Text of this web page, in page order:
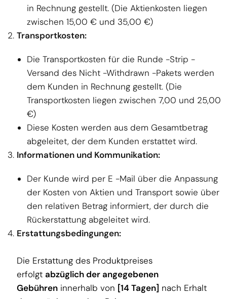
in Rechnung gestellt. (Die Aktienkosten liegen
zwischen 15,00 € und 35,00 €)
Transportkosten:
Die Transportkosten für die Runde -Strip -
Versand des Nicht -Withdrawn -Pakets werden
dem Kunden in Rechnung gestellt. (Die
Transportkosten liegen zwischen 7,00 und 25,00
€)
Diese Kosten werden aus dem Gesamtbetrag
abgeleitet, der dem Kunden erstattet wird.
Informationen und Kommunikation:
Der Kunde wird per E -Mail über die Anpassung
der Kosten von Aktien und Transport sowie über
den relativen Betrag informiert, der durch die
Rückerstattung abgeleitet wird.
Erstattungsbedingungen:
Die Erstattung des Produktpreises
erfolgt abzüglich der angegebenen
Gebühreninnerhalb von [14 Tagen] nach Erhalt